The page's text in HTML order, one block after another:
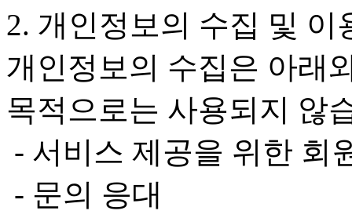
2. 개인정보의 수집 및 이
개인정보의 수집은 아래
목적으로는 사용되지 않
- 서비스 제공을 위한 회
- 문의 응대